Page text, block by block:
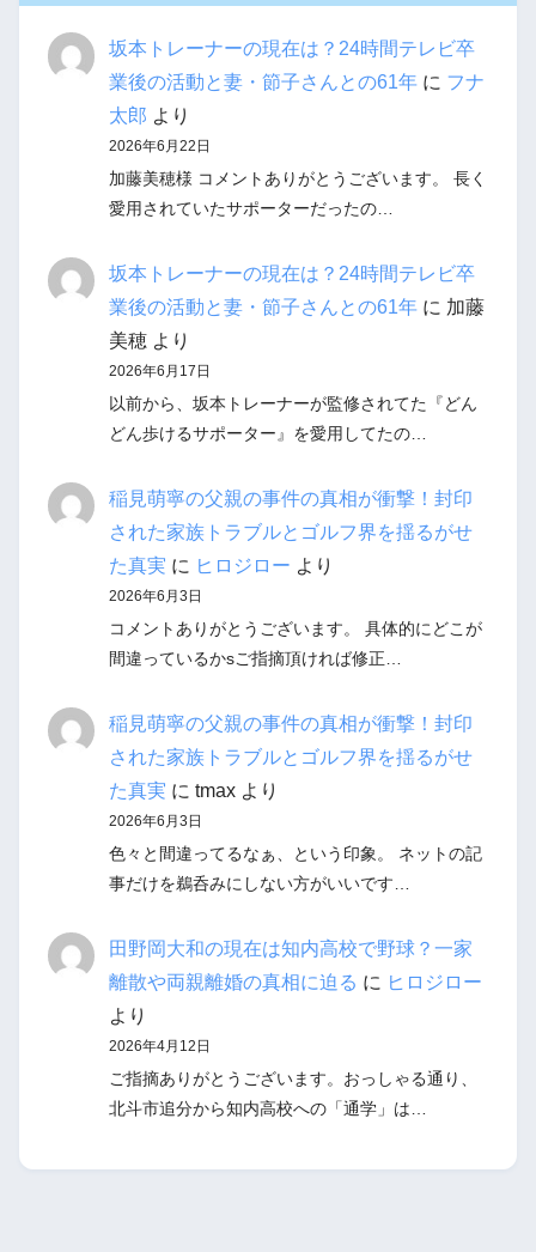
坂本トレーナーの現在は？24時間テレビ卒
業後の活動と妻・節子さんとの61年に フナ
太郎 より
2026年6月22日
加藤美穂様 コメントありがとうございます。 長く
愛用されていたサポーターだったの…
坂本トレーナーの現在は？24時間テレビ卒
業後の活動と妻・節子さんとの61年に 加藤
美穂より
2026年6月17日
以前から、坂本トレーナーが監修されてた『どん
どん歩けるサポーター』を愛用してたの…
稲見萌寧の父親の事件の真相が衝撃！封印
された家族トラブルとゴルフ界を揺るがせ
た真実 に ヒロジロー より
2026年6月3日
コメントありがとうございます。 具体的にどこが
間違っているかsご指摘頂ければ修正…
稲見萌寧の父親の事件の真相が衝撃！封印
された家族トラブルとゴルフ界を揺るがせ
た真実 に tmaxより
2026年6月3日
色々と間違ってるなぁ、という印象。 ネットの記
事だけを鵜呑みにしない方がいいです…
田野岡大和の現在は知内高校で野球？一家
離散や両親離婚の真相に迫る に ヒロジロー
より
2026年4月12日
ご指摘ありがとうございます。おっしゃる通り、
北斗市追分から知内高校への「通学」は…